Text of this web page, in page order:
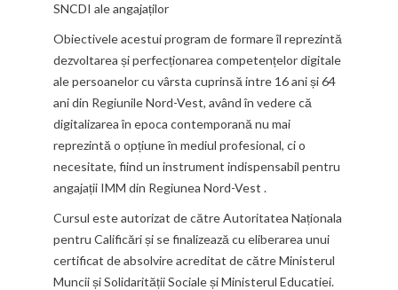
SNCDI ale angajaților
Obiectivele acestui program de formare îl reprezintă
dezvoltarea și perfecționarea competențelor digitale
ale persoanelor cu vârsta cuprinsă intre 16 ani și 64
ani din Regiunile Nord-Vest, având în vedere că
digitalizarea în epoca contemporană nu mai
reprezintă o opțiune în mediul profesional, ci o
necesitate, fiind un instrument indispensabil pentru
angajații IMM din Regiunea Nord-Vest .
Cursul este autorizat de către Autoritatea Naționala
pentru Calificări și se finalizează cu eliberarea unui
certificat de absolvire acreditat de către Ministerul
Muncii și Solidarității Sociale și Ministerul Educatiei.